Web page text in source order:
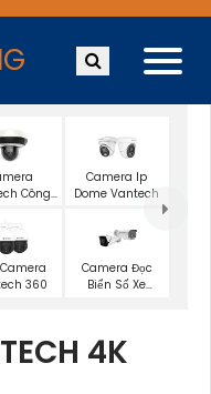
Công
Camera Ip
Dome Vantech
360
Camera Đọc
Biển Số Xe
4K